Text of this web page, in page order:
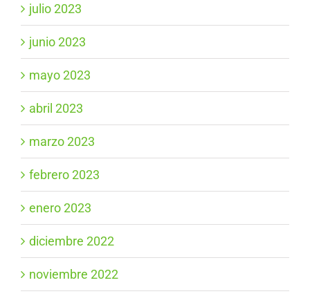
julio 2023
junio 2023
mayo 2023
abril 2023
marzo 2023
febrero 2023
enero 2023
diciembre 2022
noviembre 2022